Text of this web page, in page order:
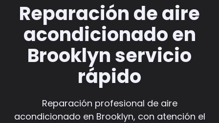
Reparación de aire
acondicionado en
Brooklyn servicio
rápido
Reparación profesional de aire
acondicionado en Brooklyn, con atención el